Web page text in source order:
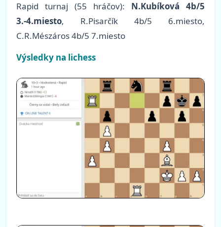
Rapid turnaj (55 hráčov): N.Kubíková 4b/5
3.-4.miesto, R.Pisarčík 4b/5 6.miesto,
C.R.Mészáros 4b/5 7.miesto
Výsledky na lichess